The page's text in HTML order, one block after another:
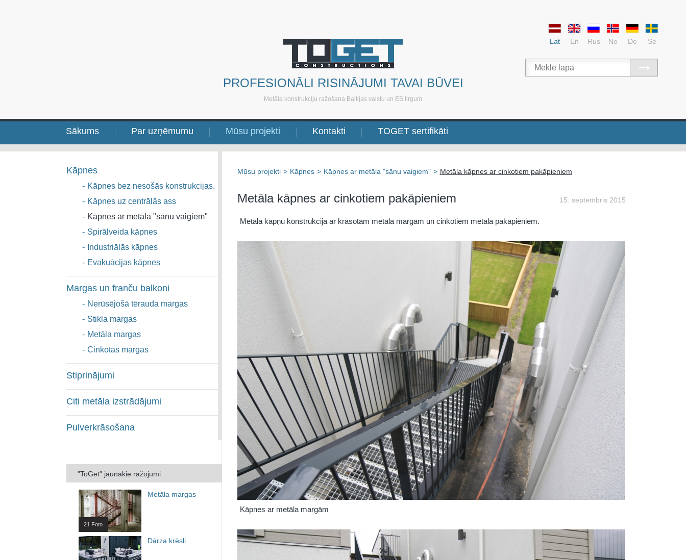
PROFESIONĀLI RISINĀJUMI TAVAI BŪVEI
Metāla konstrukciju ražošana Baltijas valstu un ES tirgum
Lat En Rus No De Se
Sākums Par uzņēmumu Mūsu projekti Kontakti TOGET sertifikāti
Kāpnes
- Kāpnes bez nesošās konstrukcijas.
- Kāpnes uz centrālās ass
- Kāpnes ar metāla "sānu vaigiem"
- Spirālveida kāpnes
-
Industriālās kāpnes
- Evakuācijas kāpnes
Margas un franču balkoni
- Nerūsējošā tērauda margas
- Stikla margas
- Metāla margas
- Cinkotas margas
Stiprinājumi
Citi metāla izstrādājumi
Pulverkrāsošana
"ToGet" jaunākie ražojumi
Metāla margas
21 Foto
Dārza krēsli
Mūsu projekti > Kāpnes > Kāpnes ar metāla "sānu vaigiem" > Metāla kāpnes ar cinkotiem pakāpieniem
15. septembris 2015
Metāla kāpnes ar cinkotiem pakāpieniem
Metāla kāpņu konstrukcija ar krāsotām metāla margām un cinkotiem metāla pakāpieniem.
Kāpnes ar metāla margām